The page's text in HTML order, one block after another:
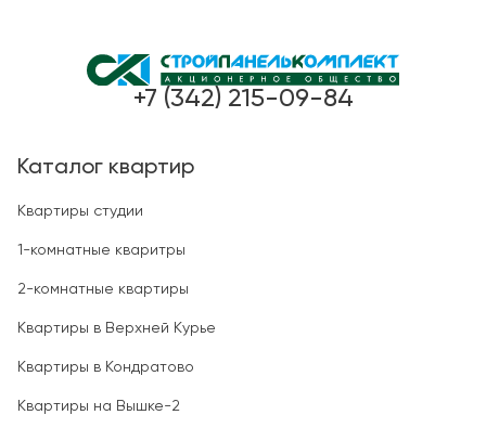
+7 (342) 215-09-84
Каталог квартир
Квартиры студии
1-комнатные кваритры
2-комнатные квартиры
Квартиры в Верхней Курье
Квартиры в Кондратово
Квартиры на Вышке-2